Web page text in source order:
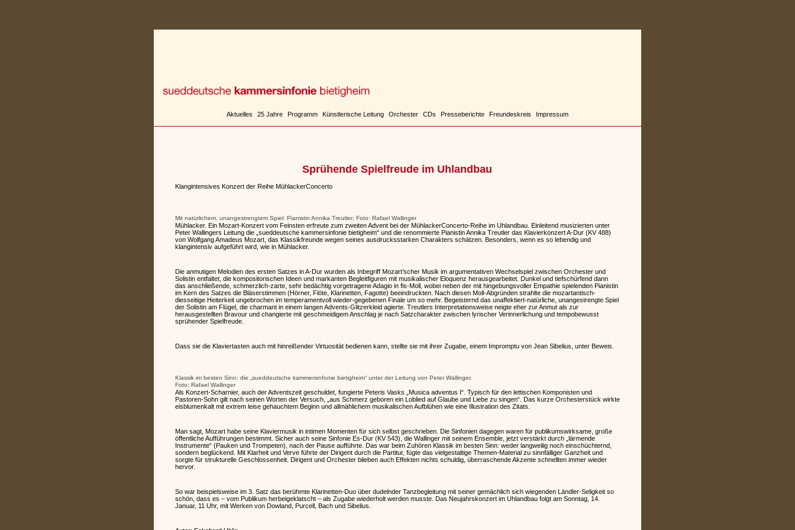
Aktuelles 25 Jahre Programm Künstlerische Leitung Orchester CDs Presseberichte Freundeskreis Impressum
Sprühende Spielfreude im Uhlandbau
Klangintensives Konzert der Reihe MühlackerConcerto
Mit natürlichem, unangestrengtem Spiel: Pianistin Annika Treutler; Foto: Rafael Wallinger
Mühlacker. Ein Mozart-Konzert vom Feinsten erfreute zum zweiten Advent bei der MühlackerConcerto-Reihe im Uhlandbau. Einleitend musizierten unter
Peter Wallingers Leitung die „sueddeutsche kammersinfonie bietigheim“ und die renommierte Pianistin Annika Treutler das Klavierkonzert A-Dur (KV 488)
von Wolfgang Amadeus Mozart, das Klassikfreunde wegen seines ausdrucksstarken Charakters schätzen. Besonders, wenn es so lebendig und
klangintensiv aufgeführt wird, wie in Mühlacker.
Die anmutigen Melodien des ersten Satzes in A-Dur wurden als Inbegriff Mozart’scher Musik im argumentativen Wechselspiel zwischen Orchester und
Solistin entfaltet, die kompositorischen Ideen und markanten Begleitfiguren mit musikalischer Eloquenz herausgearbeitet. Dunkel und tiefschürfend dann
das anschließende, schmerzlich-zarte, sehr bedächtig vorgetragene Adagio in fis-Moll, wobei neben der mit hingebungsvoller Empathie spielenden Pianistin
im Kern des Satzes die Bläserstimmen (Hörner, Flöte, Klarinetten, Fagotte) beeindruckten. Nach diesen Moll-Abgründen strahlte die mozartantisch-
diesseitige Heiterkeit ungebrochen im temperamentvoll wieder-gegebenen Finale um so mehr. Begeisternd das unaffektiert-natürliche, unangestrengte Spiel
der Solistin am Flügel, die charmant in einem langen Advents-Glitzerkleid agierte. Treutlers Interpretationsweise neigte eher zur Anmut als zur
herausgestellten Bravour und changierte mit geschmeidigem Anschlag je nach Satzcharakter zwischen lyrischer Verinnerlichung und tempobewusst
sprühender Spielfreude.
Dass sie die Klaviertasten auch mit hinreißender Virtuosität bedienen kann, stellte sie mit ihrer Zugabe, einem Impromptu von Jean Sibelius, unter Beweis.
Klassik im besten Sinn: die „sueddeutsche kammersinfonie bietigheim“ unter der Leitung von Peter Wallinger.
Foto: Rafael Wallinger
Als Konzert-Scharnier, auch der Adventszeit geschuldet, fungierte Peteris Vasks „Musica adventus I“. Typisch für den lettischen Komponisten und
Pastoren-Sohn gilt nach seinen Worten der Versuch, „aus Schmerz geboren ein Loblied auf Glaube und Liebe zu singen“. Das kurze Orchesterstück wirkte
eisblumenkalt mit extrem leise gehauchtem Beginn und allmählichem musikalischen Aufblühen wie eine Illustration des Zitats.
Man sagt, Mozart habe seine Klaviermusik in intimen Momenten für sich selbst geschrieben. Die Sinfonien dagegen waren für publikumswirksame, große
öffentliche Aufführungen bestimmt. Sicher auch seine Sinfonie Es-Dur (KV 543), die Wallinger mit seinem Ensemble, jetzt verstärkt durch „lärmende
Instrumente“ (Pauken und Trompeten), nach der Pause aufführte. Das war beim Zuhören Klassik im besten Sinn: weder langweilig noch einschüchternd,
sondern beglückend. Mit Klarheit und Verve führte der Dirigent durch die Partitur, fügte das vielgestaltige Themen-Material zu sinnfälliger Ganzheit und
sorgte für strukturelle Geschlossenheit. Dirigent und Orchester blieben auch Effekten nichts schuldig, überraschende Akzente schnellten immer wieder
hervor.
So war beispielsweise im 3. Satz das berühmte Klarinetten-Duo über dudelnder Tanzbegleitung mit seiner gemächlich sich wiegenden Ländler-Seligkeit so
schön, dass es – vom Publikum herbeigeklatscht – als Zugabe wiederholt werden musste. Das Neujahrskonzert im Uhlandbau folgt am Sonntag, 14.
Januar, 11 Uhr, mit Werken von Dowland, Purcell, Bach und Sibelius.